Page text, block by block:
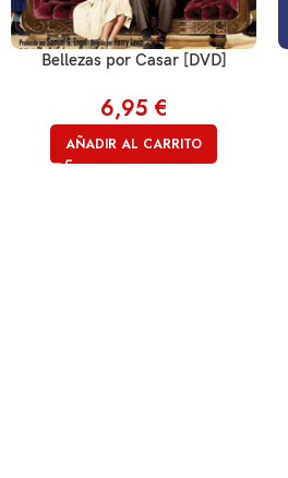
Bellezas por Casar [DVD]
6,95 €
AÑADIR AL CARRITO